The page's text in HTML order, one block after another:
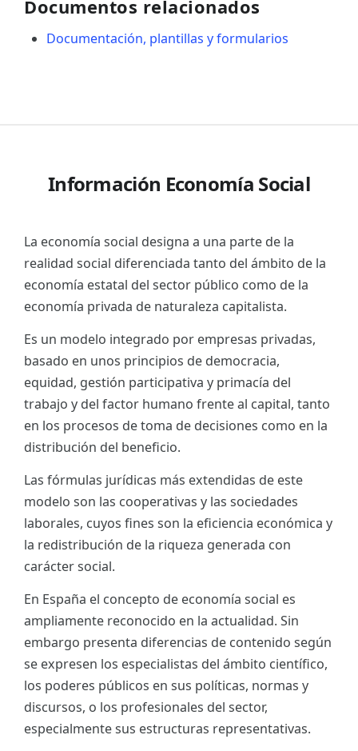
Documentos relacionados
Documentación, plantillas y formularios
Información Economía Social
La economía social designa a una parte de la
realidad social diferenciada tanto del ámbito de la
economía estatal del sector público como de la
economía privada de naturaleza capitalista.
Es un modelo integrado por empresas privadas,
basado en unos principios de democracia,
equidad, gestión participativa y primacía del
trabajo y del factor humano frente al capital, tanto
en los procesos de toma de decisiones como en la
distribución del beneficio.
Las fórmulas jurídicas más extendidas de este
modelo son las cooperativas y las sociedades
laborales, cuyos fines son la eficiencia económica y
la redistribución de la riqueza generada con
carácter social.
En España el concepto de economía social es
ampliamente reconocido en la actualidad. Sin
embargo presenta diferencias de contenido según
se expresen los especialistas del ámbito científico,
los poderes públicos en sus políticas, normas y
discursos, o los profesionales del sector,
especialmente sus estructuras representativas.